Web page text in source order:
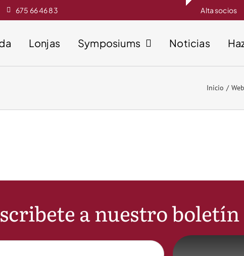
675 66 46 83 Alta socios
Lonjas Symposiums Noticias
Inicio
a nuestro boletín